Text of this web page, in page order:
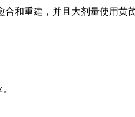
和重建，并且大剂量使用黄